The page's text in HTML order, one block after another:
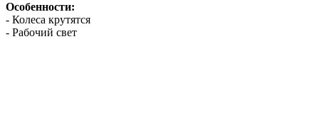
Особенности:
- Колеса крутятся
- Рабочий свет